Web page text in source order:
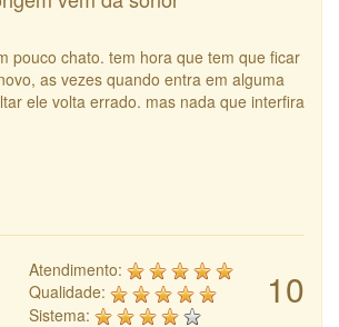
pouco chato. tem hora que tem que ficar
as vezes quando entra em alguma
ele volta errado. mas nada que interfira
10
Atendimento:
Qualidade:
Sistema: